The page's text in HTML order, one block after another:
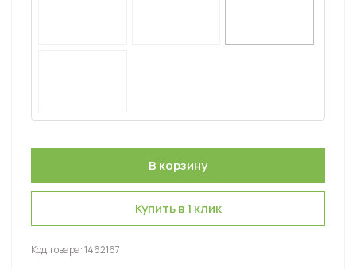
Купить в 1 клик
Код товара:1462167